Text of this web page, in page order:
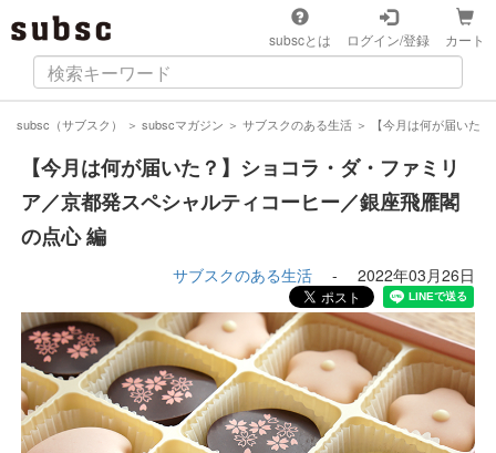
subscとは ログイン/登録 カート
subsc（サブスク） ＞ subscマガジン ＞ サブスクのある生活 ＞ 【今月は何が届いた
【今月は何が届いた？】ショコラ・ダ・ファミリ
ア／京都発スペシャルティコーヒー／銀座飛雁閣
の点心 編
サブスクのある生活 - 2022年03月26日